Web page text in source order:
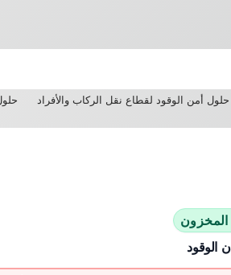
حلول أمن الوقود لقطاع نقل الركاب والأفراد
الوقود